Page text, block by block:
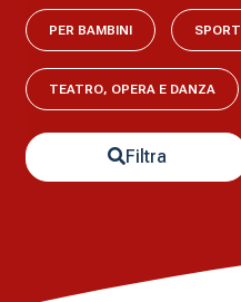
PER BAMBINI SPORT
TEATRO, OPERA E DANZA
Filtra